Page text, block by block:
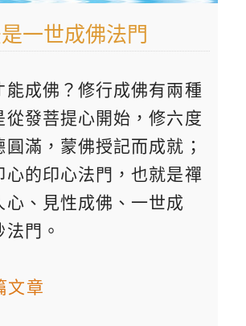
一世成佛法門
能成佛？修行成佛有兩種
從發菩提心開始，修六度
圓滿，蒙佛授記而成就；
心的印心法門，也就是禪
心、見性成佛、一世成
門。
文章